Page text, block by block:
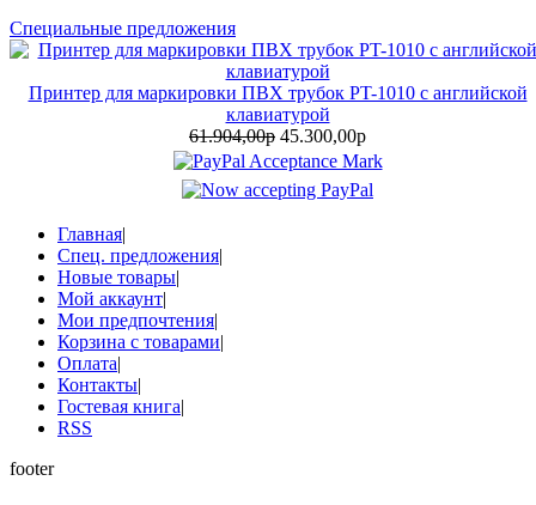
Специальные предложения
Принтер для маркировки ПВХ трубок PT-1010 с английской
клавиатурой
61.904,00р 45.300,00р
Главная|
Спец. предложения|
Новые товары|
Мой аккаунт|
Мои предпочтения|
Корзина с товарами|
Оплата|
Контакты|
Гостевая книга|
RSS
footer